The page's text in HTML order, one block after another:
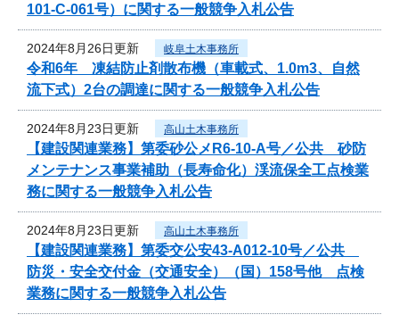
101-C-061号）に関する一般競争入札公告
2024年8月26日更新 岐阜土木事務所
令和6年 凍結防止剤散布機（車載式、1.0m3、自然
流下式）2台の調達に関する一般競争入札公告
2024年8月23日更新 高山土木事務所
【建設関連業務】第委砂公メR6-10-A号／公共 砂防
メンテナンス事業補助（長寿命化）渓流保全工点検業
務に関する一般競争入札公告
2024年8月23日更新 高山土木事務所
【建設関連業務】第委交公安43-A012-10号／公共
防災・安全交付金（交通安全）（国）158号他 点検
業務に関する一般競争入札公告